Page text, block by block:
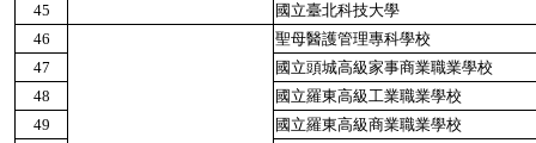
45
國立臺北科技大學
46
聖母醫護管理專科學校
47
國立頭城高級家事商業職業學校
48
國立羅東高級工業職業學校
49
國立羅東高級商業職業學校